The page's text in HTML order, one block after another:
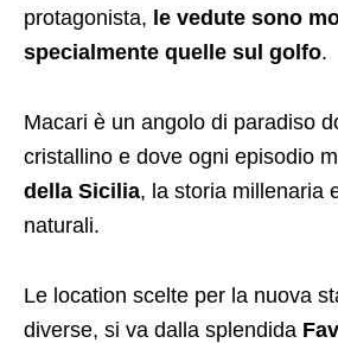
protagonista, le vedute sono
specialmente quelle sul golfo.
Macari è un angolo di paradiso
cristallino e dove ogni episodio
della Sicilia, la storia millenaria
naturali.
Le location scelte per la nuova
diverse, si va dalla splendida